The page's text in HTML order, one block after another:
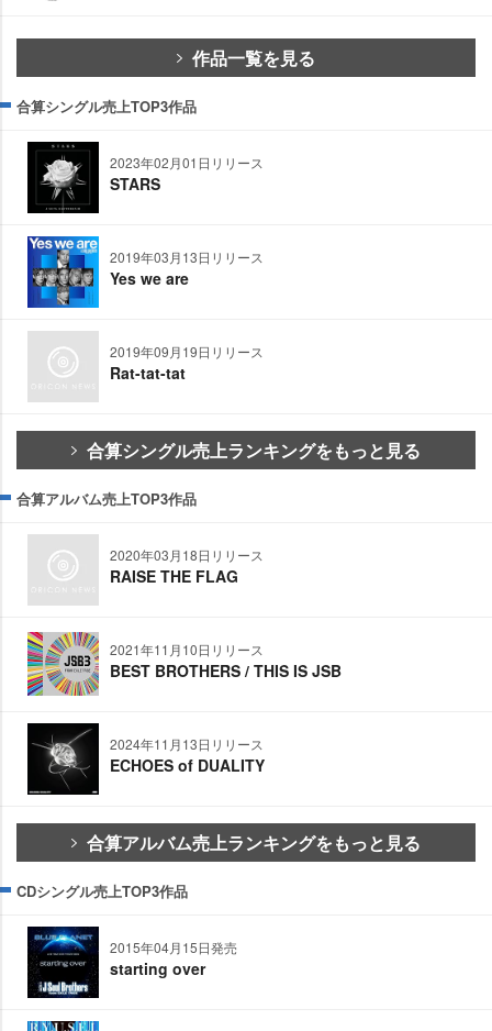
作品一覧を見る
合算シングル売上TOP3作品
2023年02月01日リリース
STARS
2019年03月13日リリース
Yes we are
2019年09月19日リリース
Rat-tat-tat
合算シングル売上ランキングをもっと見る
合算アルバム売上TOP3作品
2020年03月18日リリース
RAISE THE FLAG
2021年11月10日リリース
BEST BROTHERS / THIS IS JSB
2024年11月13日リリース
ECHOES of DUALITY
合算アルバム売上ランキングをもっと見る
CDシングル売上TOP3作品
2015年04月15日発売
starting over